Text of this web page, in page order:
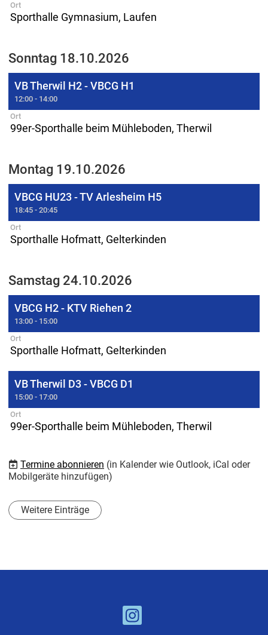
Ort
Sporthalle Gymnasium, Laufen
Sonntag 18.10.2026
VB Therwil H2 - VBCG H1
12:00 - 14:00
Ort
99er-Sporthalle beim Mühleboden, Therwil
Montag 19.10.2026
VBCG HU23 - TV Arlesheim H5
18:45 - 20:45
Ort
Sporthalle Hofmatt, Gelterkinden
Samstag 24.10.2026
VBCG H2 - KTV Riehen 2
13:00 - 15:00
Ort
Sporthalle Hofmatt, Gelterkinden
VB Therwil D3 - VBCG D1
15:00 - 17:00
Ort
99er-Sporthalle beim Mühleboden, Therwil
Termine abonnieren (in Kalender wie Outlook, iCal oder
Mobilgeräte hinzufügen)
Weitere Einträge